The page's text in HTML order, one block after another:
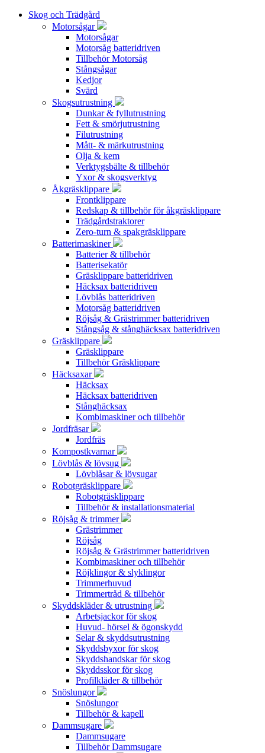
Skog och Trädgård
Motorsågar
Motorsågar
Motorsåg batteridriven
Tillbehör Motorsåg
Stångsågar
Kedjor
Svärd
Skogsutrustning
Dunkar & fyllutrustning
Fett & smörjutrustning
Filutrustning
Mått- & märkutrustning
Olja & kem
Verktygsbälte & tillbehör
Yxor & skogsverktyg
Åkgräsklippare
Frontklippare
Redskap & tillbehör för åkgräsklippare
Trädgårdstraktorer
Zero-turn & spakgräsklippare
Batterimaskiner
Batterier & tillbehör
Batterisekatör
Gräsklippare batteridriven
Häcksax batteridriven
Lövblås batteridriven
Motorsåg batteridriven
Röjsåg & Grästrimmer batteridriven
Stångsåg & stånghäcksax batteridriven
Gräsklippare
Gräsklippare
Tillbehör Gräsklippare
Häcksaxar
Häcksax
Häcksax batteridriven
Stånghäcksax
Kombimaskiner och tillbehör
Jordfräsar
Jordfräs
Kompostkvarnar
Lövblås & lövsug
Lövblåsar & lövsugar
Robotgräsklippare
Robotgräsklippare
Tillbehör & installationsmaterial
Röjsåg & trimmer
Grästrimmer
Röjsåg
Röjsåg & Grästrimmer batteridriven
Kombimaskiner och tillbehör
Röjklingor & slyklingor
Trimmerhuvud
Trimmertråd & tillbehör
Skyddskläder & utrustning
Arbetsjackor för skog
Huvud- hörsel & ögonskydd
Selar & skyddsutrustning
Skyddsbyxor för skog
Skyddshandskar för skog
Skyddsskor för skog
Profilkläder & tillbehör
Snöslungor
Snöslungor
Tillbehör & kapell
Dammsugare
Dammsugare
Tillbehör Dammsugare